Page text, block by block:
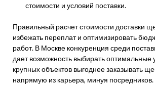
стоимости и условий поставки.
Правильный расчет стоимости доставки
избежать переплат и оптимизировать
работ. В Москве конкуренция среди
дает возможность выбирать оптимальные
крупных объектов выгоднее заказывать
напрямую из карьера, минуя